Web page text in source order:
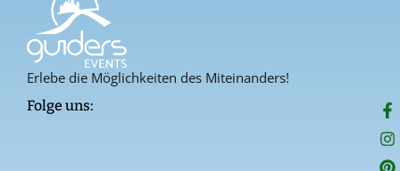
Erlebe die Möglichkeiten des Miteinanders!
Folge uns: F
a
c
e
I
n
s
t
P
i
n
t